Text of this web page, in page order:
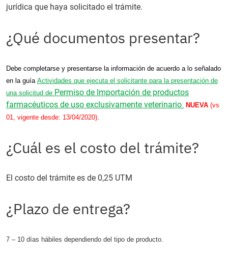
jurídica que haya solicitado el trámite.
¿Qué documentos presentar?
Debe completarse y presentarse la información de acuerdo a lo señalado
en la guía Actividades que ejecuta el solicitante para la presentación de
una solicitud de Permiso de Importación de productos
farmacéuticos de uso exclusivamente veterinario. NUEVA (vs
01, vigente desde: 13/04/2020).
¿Cuál es el costo del trámite?
El costo del trámite es de 0,25 UTM
¿Plazo de entrega?
7 – 10 días hábiles dependiendo del tipo de producto.